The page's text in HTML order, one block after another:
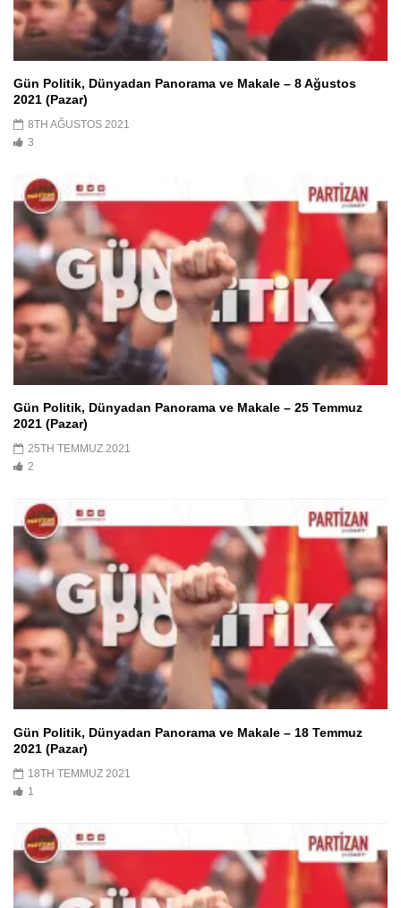
Gün Politik, Dünyadan Panorama ve Makale – 8 Ağustos
2021 (Pazar)
8TH AĞUSTOS 2021
3
Gün Politik, Dünyadan Panorama ve Makale – 25 Temmuz
2021 (Pazar)
25TH TEMMUZ 2021
2
Gün Politik, Dünyadan Panorama ve Makale – 18 Temmuz
2021 (Pazar)
18TH TEMMUZ 2021
1